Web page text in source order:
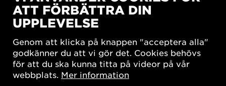
SUSTAINORDIC
Share Future Living
What Matter_s
ATT FÖRBÄTTRA DIN
UPPLEVELSE
Genom att klicka på knappen "acceptera alla"
godkänner du att vi gör det. Cookies behövs
för att du ska kunna titta på videor på vår
webbplats. Mer information